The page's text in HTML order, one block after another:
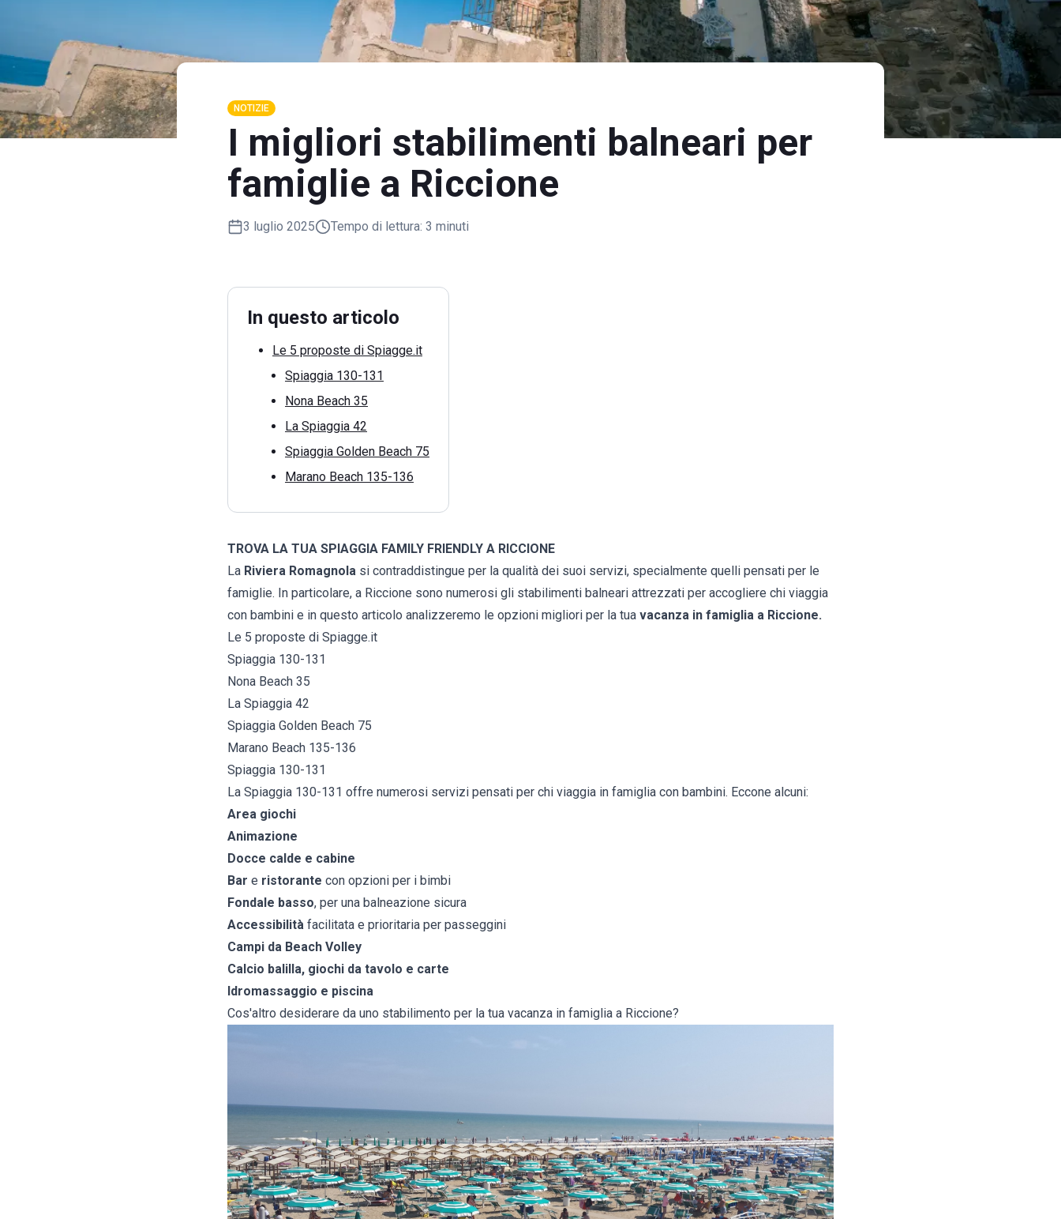
NOTIZIE
I migliori stabilimenti balneari per
famiglie a Riccione
3 luglio 2025 Tempo di lettura: 3 minuti
In questo articolo
Le 5 proposte di Spiagge.it
Spiaggia 130-131
Nona Beach 35
La Spiaggia 42
Spiaggia Golden Beach 75
Marano Beach 135-136
TROVA LA TUA SPIAGGIA FAMILY FRIENDLY A RICCIONE
La Riviera Romagnola si contraddistingue per la qualità dei suoi servizi, specialmente quelli pensati per le
famiglie. In particolare, a Riccione sono numerosi gli stabilimenti balneari attrezzati per accogliere chi viaggia
con bambini e in questo articolo analizzeremo le opzioni migliori per la tua vacanza in famiglia a Riccione.
Le 5 proposte di Spiagge.it
Spiaggia 130-131
Nona Beach 35
La Spiaggia 42
Spiaggia Golden Beach 75
Marano Beach 135-136
Spiaggia 130-131
La Spiaggia 130-131 offre numerosi servizi pensati per chi viaggia in famiglia con bambini. Eccone alcuni:
Area giochi
Animazione
Docce calde e cabine
Bar e ristorante con opzioni per i bimbi
Fondale basso, per una balneazione sicura
Accessibilità facilitata e prioritaria per passeggini
Campi da Beach Volley
Calcio balilla, giochi da tavolo e carte
Idromassaggio e piscina
Cos'altro desiderare da uno stabilimento per la tua vacanza in famiglia a Riccione?